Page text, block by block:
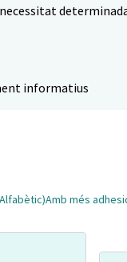
informatius
Amb més